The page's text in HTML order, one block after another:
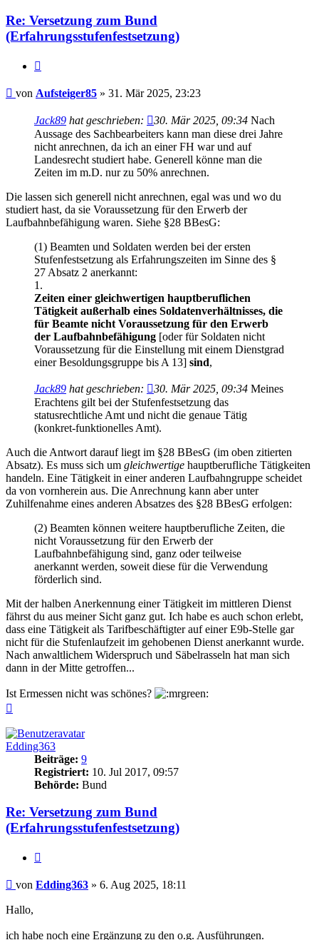
Re: Versetzung zum Bund
(Erfahrungsstufenfestsetzung)
Beitrag
von Aufsteiger85 » 31. Mär 2025, 23:23
Jack89 hat geschrieben: 30. Mär 2025, 09:34 Nach
Aussage des Sachbearbeiters kann man diese drei Jahre
nicht anrechnen, da ich an einer FH war und auf
Landesrecht studiert habe. Generell könne man die
Zeiten im m.D. nur zu 50% anrechnen.
Die lassen sich generell nicht anrechnen, egal was und wo du
studiert hast, da sie Voraussetzung für den Erwerb der
Laufbahnbefähigung waren. Siehe §28 BBesG:
(1) Beamten und Soldaten werden bei der ersten
Stufenfestsetzung als Erfahrungszeiten im Sinne des §
27 Absatz 2 anerkannt:
1.
Zeiten einer gleichwertigen hauptberuflichen
Tätigkeit außerhalb eines Soldatenverhältnisses, die
für Beamte nicht Voraussetzung für den Erwerb
der Laufbahnbefähigung [oder für Soldaten nicht
Voraussetzung für die Einstellung mit einem Dienstgrad
einer Besoldungsgruppe bis A 13] sind,
Jack89 hat geschrieben: 30. Mär 2025, 09:34 Meines
Erachtens gilt bei der Stufenfestsetzung das
statusrechtliche Amt und nicht die genaue Tätig
(konkret-funktionelles Amt).
Auch die Antwort darauf liegt im §28 BBesG (im oben zitierten
Absatz). Es muss sich um gleichwertige hauptberufliche Tätigkeiten
handeln. Eine Tätigkeit in einer anderen Laufbahngruppe scheidet
da von vornherein aus. Die Anrechnung kann aber unter
Zuhilfenahme eines anderen Absatzes des §28 BBesG erfolgen:
(2) Beamten können weitere hauptberufliche Zeiten, die
nicht Voraussetzung für den Erwerb der
Laufbahnbefähigung sind, ganz oder teilweise
anerkannt werden, soweit diese für die Verwendung
förderlich sind.
Mit der halben Anerkennung einer Tätigkeit im mittleren Dienst
fährst du aus meiner Sicht ganz gut. Ich habe es auch schon erlebt,
dass eine Tätigkeit als Tarifbeschäftigter auf einer E9b-Stelle gar
nicht für die Stufenlaufzeit im gehobenen Dienst anerkannt wurde.
Nach anwaltlichem Widerspruch und Säbelrasseln hat man sich
dann in der Mitte getroffen...
Ist Ermessen nicht was schönes?
Edding363
Beiträge: 9
Registriert: 10. Jul 2017, 09:57
Behörde: Bund
Re: Versetzung zum Bund
(Erfahrungsstufenfestsetzung)
Beitrag
von Edding363 » 6. Aug 2025, 18:11
Hallo,
ich habe noch eine Ergänzung zu den o.g. Ausführungen.